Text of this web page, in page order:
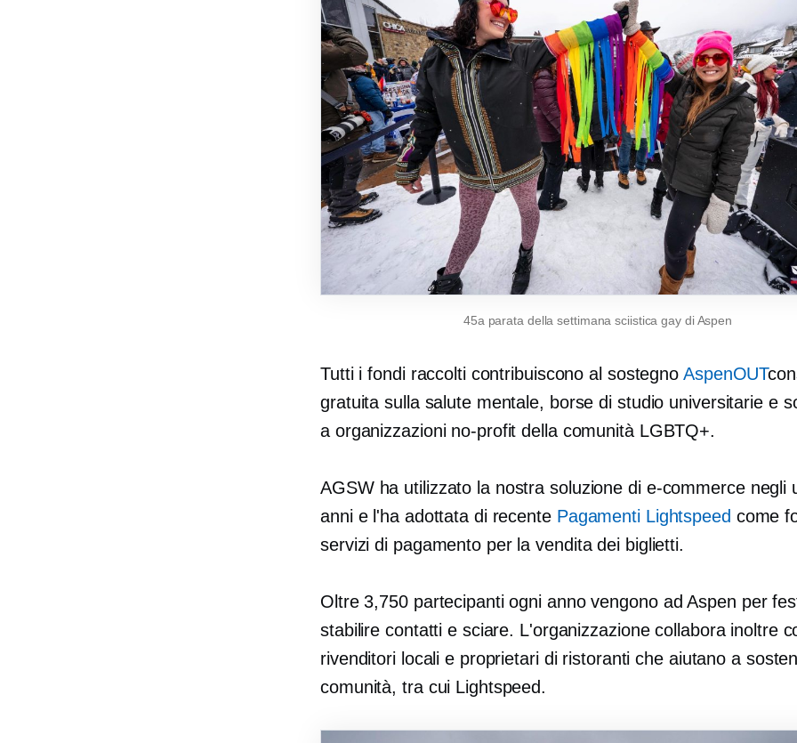
45a parata della settimana sciistica gay di Aspen
Tutti i fondi raccolti contribuiscono al sostegno AspenOUT
gratuita sulla salute mentale, borse di studio universitarie e
a organizzazioni no-profit della comunità LGBTQ+.
AGSW ha utilizzato la nostra soluzione di e-commerce negli
anni e l'ha adottata di recente Pagamenti Lightspeed come
servizi di pagamento per la vendita dei biglietti.
Oltre 3,750 partecipanti ogni anno vengono ad Aspen per
stabilire contatti e sciare. L'organizzazione collabora inoltre
rivenditori locali e proprietari di ristoranti che aiutano a
comunità, tra cui Lightspeed.